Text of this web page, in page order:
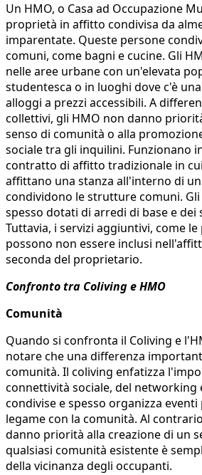
Un HMO, o Casa ad Occupazione
proprietà in affitto condivisa da
imparentate. Queste persone
comuni, come bagni e cucine. Gli
nelle aree urbane con un'elevata
studentesca o in luoghi dove c'è
alloggi a prezzi accessibili. A
collettivi, gli HMO non danno
senso di comunità o alla
sociale tra gli inquilini. Funzionano
contratto di affitto tradizionale in
affittano una stanza all'interno di
condividono le strutture comuni. Gli
spesso dotati di arredi di base e dei
Tuttavia, i servizi aggiuntivi, come le
possono non essere inclusi
seconda del proprietario.
Confronto tra Coliving e HMO
Comunità
Quando si confronta il Coliving e
notare che una differenza
comunità. Il coliving enfatizza
connettività sociale, del networking
condivise e spesso organizza
legame con la comunità. Al
danno priorità alla creazione di un
qualsiasi comunità esistente è
della vicinanza degli occupanti.